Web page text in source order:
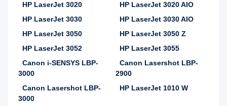
HP LaserJet 3020
HP LaserJet 3020 AIO
HP LaserJet 3030
HP LaserJet 3030 AIO
HP LaserJet 3050
HP LaserJet 3050 Z
HP LaserJet 3052
HP LaserJet 3055
Canon i-SENSYS LBP-
3000
Canon Lasershot LBP-
2900
Canon Lasershot LBP-
3000
HP LaserJet 1010 W